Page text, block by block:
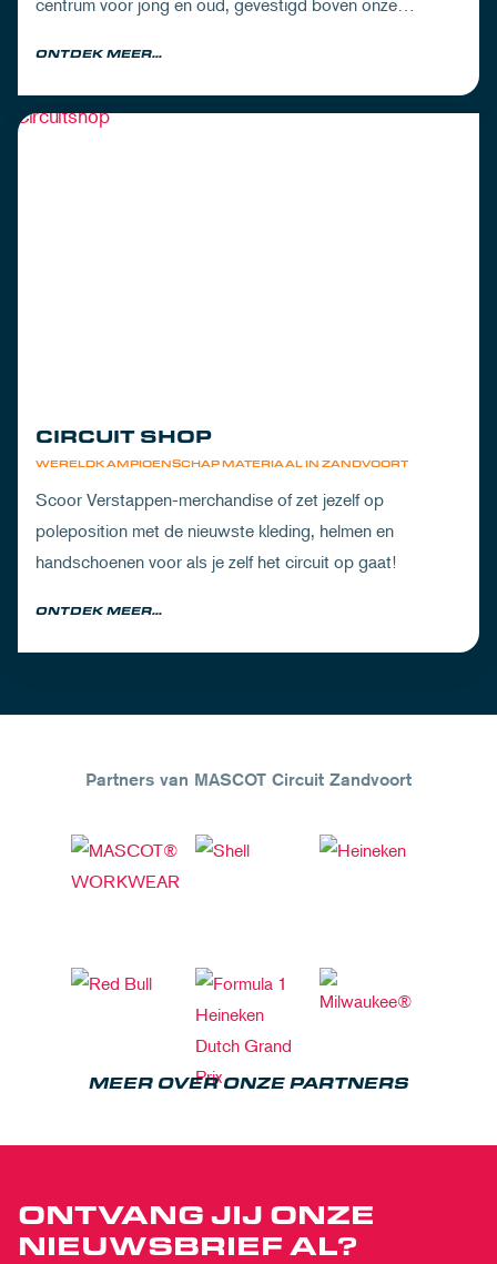
ONTDEK MEER...
WERELDKAMPIOENSCHAP MATERIAAL IN ZANDVOORT
CIRCUIT SHOP
Scoor Verstappen-merchandise of zet jezelf op
poleposition met de nieuwste kleding, helmen en
handschoenen voor als je zelf het circuit op gaat!
ONTDEK MEER...
Partners van MASCOT Circuit Zandvoort
MEER OVER ONZE PARTNERS
ONTVANG JIJ ONZE
NIEUWSBRIEF AL?